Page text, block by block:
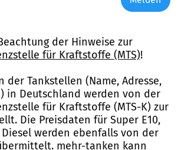
der Hinweise zur
für Kraftstoffe (MTS)!
der Tankstellen (Name, Adresse,
in Deutschland werden von der
für Kraftstoffe (MTS-K) zur
Die Preisdaten für Super E10,
Diesel werden ebenfalls von der
mehr-tanken kann